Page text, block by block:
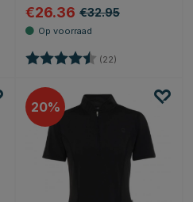
€26.36 €32.95
Beoordeling: (22)
20